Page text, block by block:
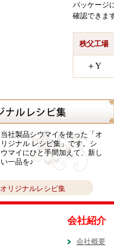
パッケージ
確認できま
秩父工場
＋Y
当社製品シウマイを使った「オ
リジナル レシピ集」です。シ
ウマイにひと手間加えて、新し
い一品を♪
オリジナルレシピ集
会社紹介
会社概要